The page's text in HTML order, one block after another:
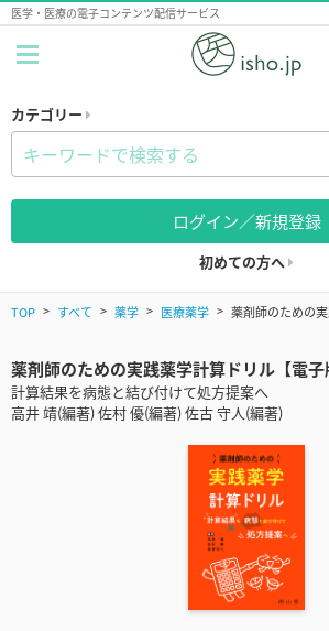
医学・医療の電子コンテンツ配信サービス
カテゴリー
ログイン／新規登録
初めての方へ
TOP すべて 薬学 医療薬学 薬剤師のための
薬剤師のための実践薬学計算ドリル【電子
計算結果を病態と結び付けて処方提案へ
高井 靖(編著) 佐村 優(編著) 佐古 守人(編著)